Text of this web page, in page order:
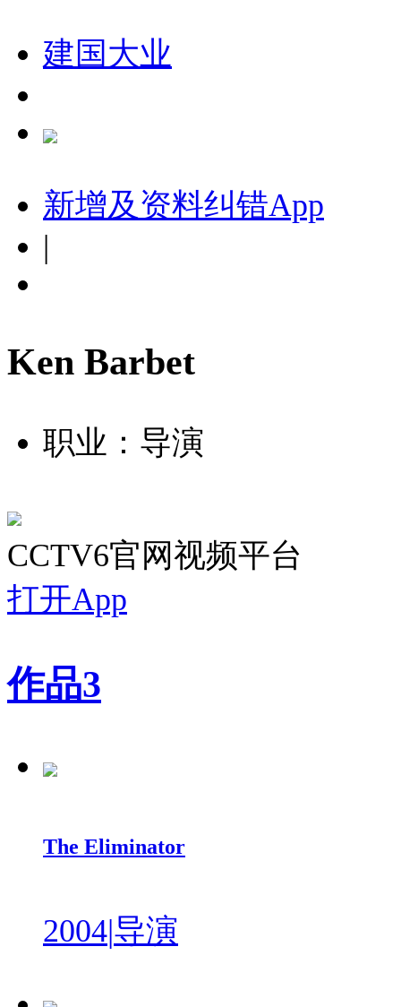
建国大业
新增及资料纠错App
|
Ken Barbet
职业：导演
CCTV6官网视频平台
打开App
作品3
The Eliminator
2004|导演